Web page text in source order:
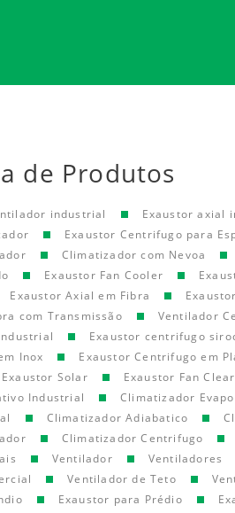
de Produtos
industrial Exaustor axial
Exaustor Centrifugo para
Climatizador com Nevoa
Exaustor Fan Cooler
Exaustor Axial em Fibra
com Transmissão
Ventilador
Exaustor centrifugo
Inox
Exaustor Centrifugo em
Exaustor Solar Exaustor Fan Clear
Industrial
Climatizador
Climatizador Adiabatico
Climatizador Centrifugo
Ventilador Ventiladores
Ventilador de Teto
Exaustor para Prédio